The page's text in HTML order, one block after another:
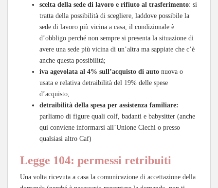
scelta della sede di lavoro e rifiuto al trasferimento: si
tratta della possibilità di scegliere, laddove possibile la
sede di lavoro più vicina a casa, il condizionale è
d’obbligo perché non sempre si presenta la situazione di
avere una sede più vicina di un’altra ma sappiate che c’è
anche questa possibilità;
iva agevolata al 4% sull’acquisto di auto nuova o
usata e relativa detraibilità del 19% delle spese
d’acquisto;
detraibilità della spesa per assistenza familiare:
parliamo di figure quali colf, badanti e babysitter (anche
qui conviene informarsi all’Unione Ciechi o presso
qualsiasi altro Caf)
Legge 104: permessi retribuiti
Una volta ricevuta a casa la comunicazione di accettazione della